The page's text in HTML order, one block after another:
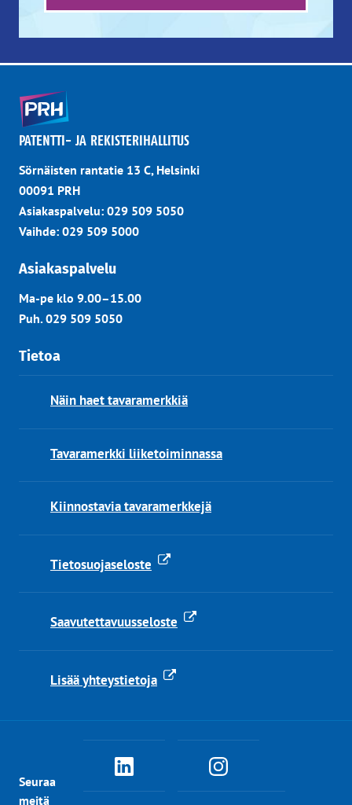
PATENTTI- JA REKISTERIHALLITUS
Sörnäisten rantatie 13 C, Helsinki
00091 PRH
Asiakaspalvelu: 029 509 5050
Vaihde: 029 509 5000
Asiakaspalvelu
Ma-pe klo 9.00–15.00
Puh. 029 509 5050
Tietoa
Näin haet tavaramerkkiä
Tavaramerkki liiketoiminnassa
Kiinnostavia tavaramerkkejä
Tietosuojaseloste
Saavutettavuusseloste
Lisää yhteystietoja
Seuraa
meitä
PRH
PRH